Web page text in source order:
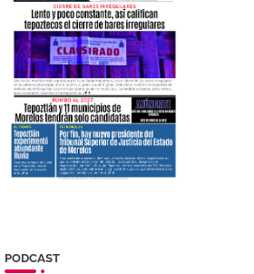
PODCAST